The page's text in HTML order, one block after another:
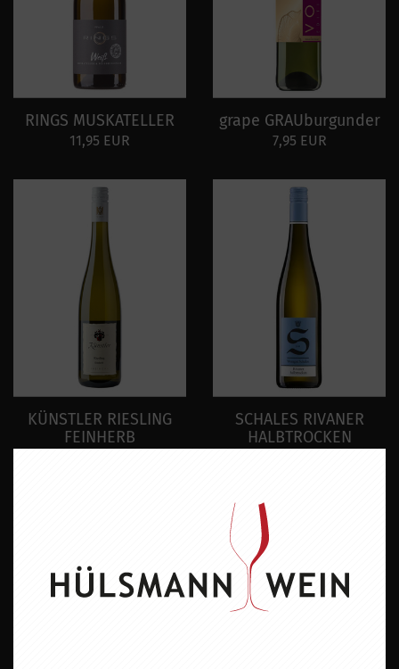
RINGS MUSKATELLER
11,95 EUR
grape GRAUburgunder
7,95 EUR
KÜNSTLER RIESLING
FEINHERB
SCHALES RIVANER
HALBTROCKEN